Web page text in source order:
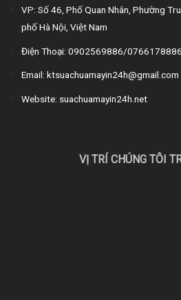
VP: Số 46, Phố Quan Nhân, Phường
phố Hà Nội, Việt Nam
Điện Thoại: 0902569886/0766178886
Email: ktsuachuamayin24h@gmail.com
Website: suachuamayin24h.net
VỊ TRÍ CHÚNG TÔI